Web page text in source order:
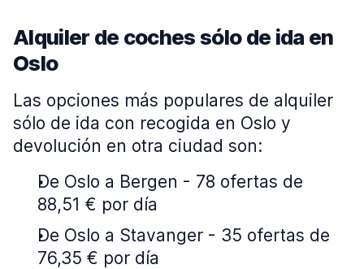
Alquiler de coches sólo de ida en
Oslo
Las opciones más populares de alquiler
sólo de ida con recogida en Oslo y
devolución en otra ciudad son:
De Oslo a Bergen - 78 ofertas de
88,51 € por día
De Oslo a Stavanger - 35 ofertas de
76,35 € por día